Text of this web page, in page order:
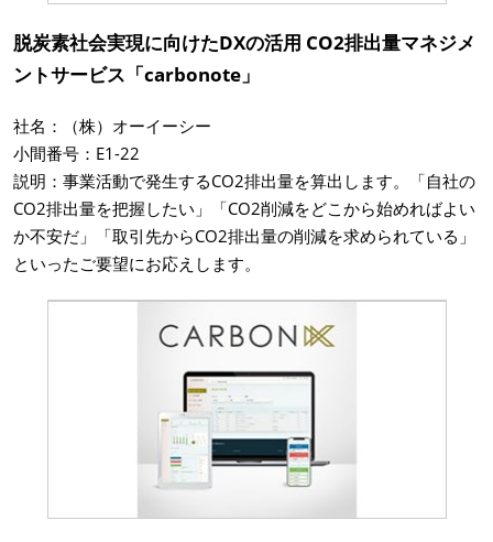
脱炭素社会実現に向けたDXの活用 CO2排出量マネジメ
ントサービス「carbonote」
社名：（株）オーイーシー
小間番号：E1-22
説明：事業活動で発生するCO2排出量を算出します。「自社の
CO2排出量を把握したい」「CO2削減をどこから始めればよい
か不安だ」「取引先からCO2排出量の削減を求められている」
といったご要望にお応えします。